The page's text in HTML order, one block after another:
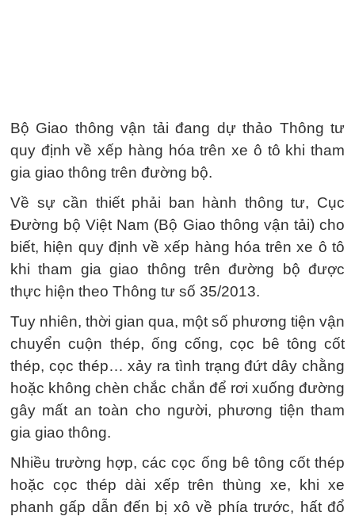
Bộ Giao thông vận tải đang dự thảo Thông tư
quy định về xếp hàng hóa trên xe ô tô khi tham
gia giao thông trên đường bộ.
Về sự cần thiết phải ban hành thông tư, Cục
Đường bộ Việt Nam (Bộ Giao thông vận tải) cho
biết, hiện quy định về xếp hàng hóa trên xe ô tô
khi tham gia giao thông trên đường bộ được
thực hiện theo Thông tư số 35/2013.
Tuy nhiên, thời gian qua, một số phương tiện vận
chuyển cuộn thép, ống cống, cọc bê tông cốt
thép, cọc thép… xảy ra tình trạng đứt dây chằng
hoặc không chèn chắc chắn để rơi xuống đường
gây mất an toàn cho người, phương tiện tham
gia giao thông.
Nhiều trường hợp, các cọc ống bê tông cốt thép
hoặc cọc thép dài xếp trên thùng xe, khi xe
phanh gấp dẫn đến bị xô về phía trước, hất đổ